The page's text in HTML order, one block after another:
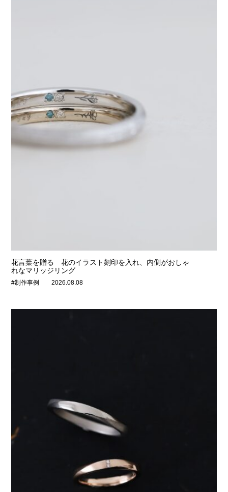
花言葉を贈る 花のイラスト刻印を入れ、内側がおしゃ
れなマリッジリング
#制作事例 2026.08.08